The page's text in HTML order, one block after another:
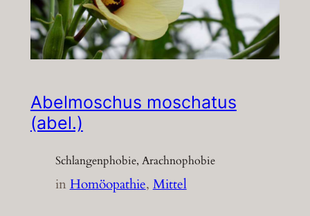
Abelmoschus moschatus
(abel.)
Schlangenphobie, Arachnophobie
inHomöopathie, Mittel